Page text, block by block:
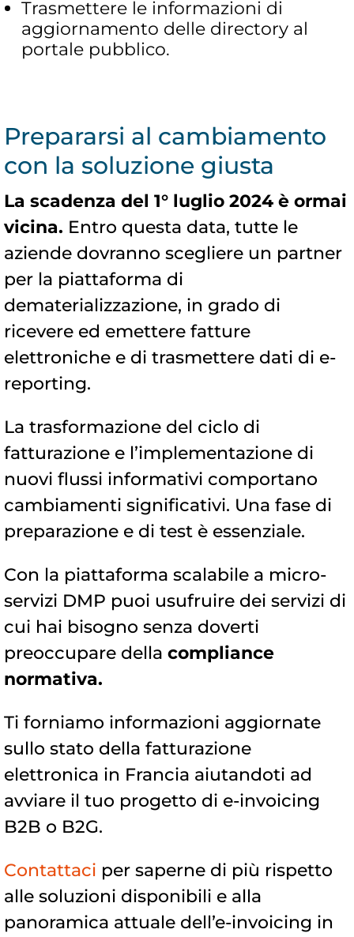
Trasmettere le informazioni di
aggiornamento delle directory al
portale pubblico.
Prepararsi al cambiamento
con la soluzione giusta
La scadenza del 1° luglio 2024 è ormai
vicina. Entro questa data, tutte le
aziende dovranno scegliere un partner
per la piattaforma di
dematerializzazione, in grado di
ricevere ed emettere fatture
elettroniche e di trasmettere dati di e-
reporting.
La trasformazione del ciclo di
fatturazione e l’implementazione di
nuovi flussi informativi comportano
cambiamenti significativi. Una fase di
preparazione e di test è essenziale.
Con la piattaforma scalabile a micro-
servizi DMP puoi usufruire dei servizi di
cui hai bisogno senza doverti
preoccupare della compliance
normativa.
Ti forniamo informazioni aggiornate
sullo stato della fatturazione
elettronica in Francia aiutandoti ad
avviare il tuo progetto di e-invoicing
B2B o B2G.
Contattaci per saperne di più rispetto
alle soluzioni disponibili e alla
panoramica attuale dell’e-invoicing in